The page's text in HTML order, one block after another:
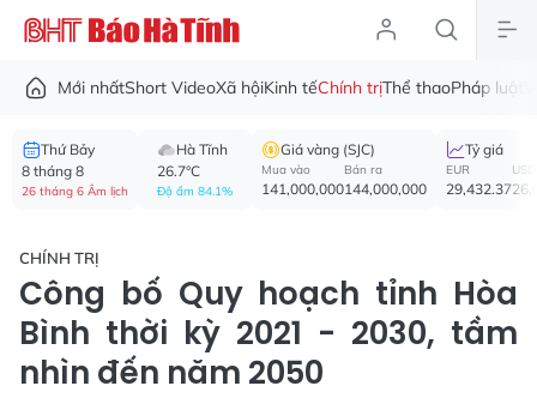
Mới nhấtShort VideoXã hộiKinh tếChính trịThể thaoPháp luật
Thứ Bảy
8 tháng 8
26 tháng 6 Âm lịch
Hà Tĩnh
26.7°C
Độ ẩm 84.1%
Giá vàng (SJC)
Mua vào
141,000,000
Bán ra
144,000,000
Tỷ giá
EUR
29,432.37
USD
CHÍNH TRỊ
Công bố Quy hoạch tỉnh Hòa
Bình thời kỳ 2021 - 2030, tầm
nhìn đến năm 2050